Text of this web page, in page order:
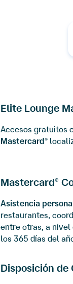
Elite Lounge
Accesos gratuitos
Mastercard®
Mastercard®
Asistencia
restaurantes,
entre otras, a nivel
los 365 días del
Disposición de